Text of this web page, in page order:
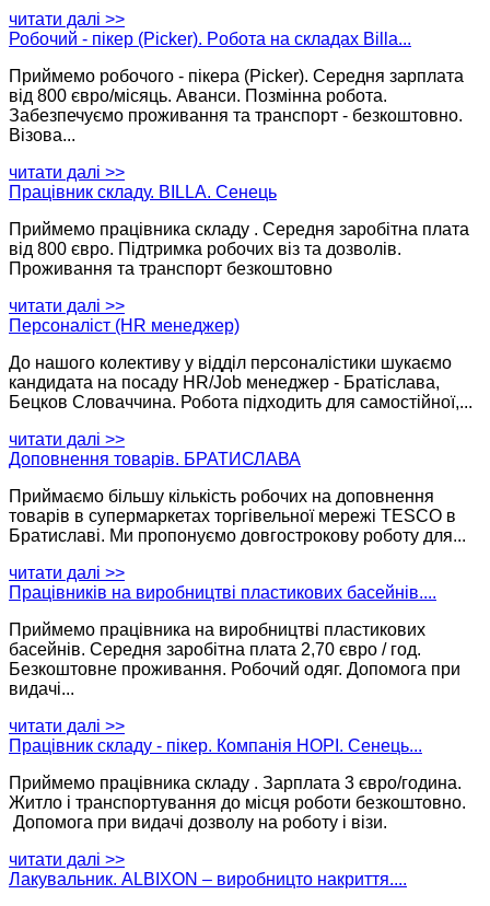
читати далі >>
Робочий - пікер (Picker). Pобота на складах Billa...
Приймемо робочого - пікера (Picker). Середня зарплата
від 800 євро/місяць. Аванси. Позмінна робота.
Забезпечуємо проживання та транспорт - безкоштовно.
Візова...
читати далі >>
Працівник складу. BILLA. Сенець
Приймемо працівника складу . Середня заробітна плата
від 800 євро. Підтримка робочих віз та дозволів.
Проживання та транспорт безкоштовно
читати далі >>
Персоналіст (HR менеджер)
До нашого колективу у відділ персоналістики шукаємо
кандидата на посаду HR/Job менеджер - Братіслава,
Бецков Словаччина. Робота підходить для самостійної,...
читати далі >>
Доповнення товарів. БРАТИСЛАВА
Приймаємо більшу кількість робочих на доповнення
товарів в супермаркетах торгівельної мережі TESCO в
Братиславі. Ми пропонуємо довгострокову роботу для...
читати далі >>
Працівників на виробництві пластикових басейнів....
Приймемо працівника на виробництві пластикових
басейнів. Середня заробітна плата 2,70 євро / год.
Безкоштовне проживання. Робочий одяг. Допомога при
видачі...
читати далі >>
Працівник складу - пікер. Компанія HOPI. Сенець...
Приймемо працівника складу . Зарплата 3 євро/година.
Житло і транспортування до місця роботи безкоштовно.
Допомога при видачі дозволу на роботу і візи.
читати далі >>
Лакувальник. ALBIXON – виробницто накриття....